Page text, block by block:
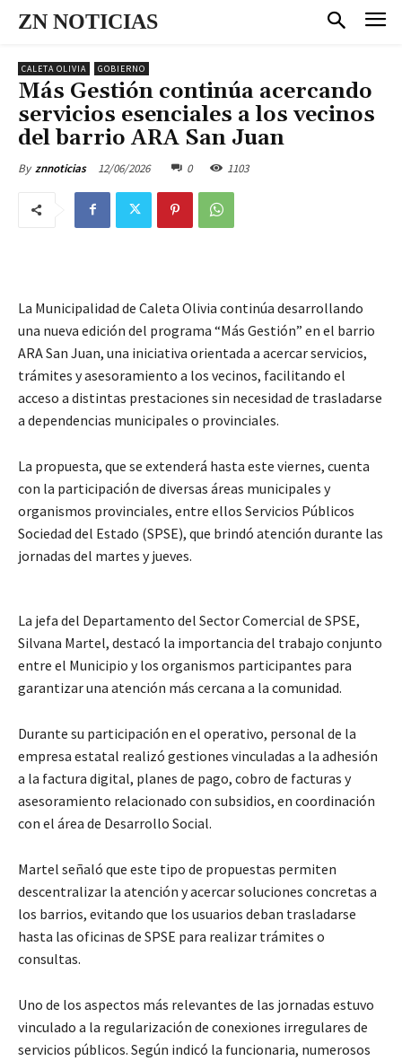
ZN NOTICIAS
CALETA OLIVIA GOBIERNO
Más Gestión continúa acercando
servicios esenciales a los vecinos
del barrio ARA San Juan
By znnoticias 12/06/2026 0 1103
La Municipalidad de Caleta Olivia continúa desarrollando
una nueva edición del programa “Más Gestión” en el barrio
ARA San Juan, una iniciativa orientada a acercar servicios,
trámites y asesoramiento a los vecinos, facilitando el
acceso a distintas prestaciones sin necesidad de trasladarse
a dependencias municipales o provinciales.
La propuesta, que se extenderá hasta este viernes, cuenta
con la participación de diversas áreas municipales y
organismos provinciales, entre ellos Servicios Públicos
Sociedad del Estado (SPSE), que brindó atención durante las
jornadas del martes y jueves.
La jefa del Departamento del Sector Comercial de SPSE,
Silvana Martel, destacó la importancia del trabajo conjunto
entre el Municipio y los organismos participantes para
garantizar una atención más cercana a la comunidad.
Durante su participación en el operativo, personal de la
empresa estatal realizó gestiones vinculadas a la adhesión
a la factura digital, planes de pago, cobro de facturas y
asesoramiento relacionado con subsidios, en coordinación
con el área de Desarrollo Social.
Martel señaló que este tipo de propuestas permiten
descentralizar la atención y acercar soluciones concretas a
los barrios, evitando que los usuarios deban trasladarse
hasta las oficinas de SPSE para realizar trámites o
consultas.
Uno de los aspectos más relevantes de las jornadas estuvo
vinculado a la regularización de conexiones irregulares de
servicios públicos. Según indicó la funcionaria, numerosos